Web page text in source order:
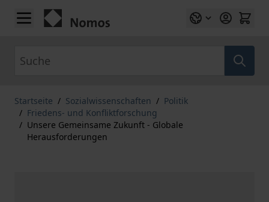
Zum Inhalt springen
Startseite / Sozialwissenschaften / Politik
/ Friedens- und Konfliktforschung
/ Unsere Gemeinsame Zukunft - Globale
Herausforderungen